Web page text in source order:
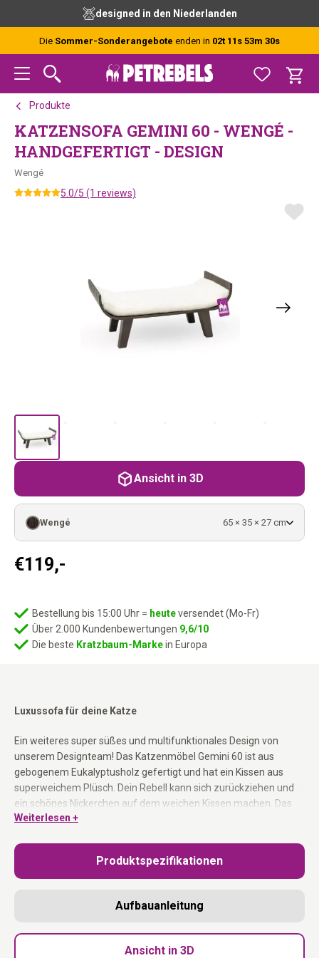
content
designed in den Niederlanden
Die Sommer-Sonderangebote enden in 02t 11s 53m 30s
Produkte
KATZENSOFA GEMINI 60 - WENGÉ -
HANDGEFERTIGT - DESIGN
Wengé
5.0/5 (1 reviews)
Luxussofa für deine Katze
Ein weiteres super süßes und multifunktionales Design von
unserem Designteam! Das Katzenmöbel Gemini 60 ist aus
gebogenem Eukalyptusholz gefertigt und hat ein Kissen aus
superweichem Plüsch. Dein Rebell kann sich zurückziehen und
ein schönes Nickerchen auf dem weichen Kissen machen. Das
Katzensofa Gemini steht auf stabilen Holzfüssen.
Farbe: cremefarbener Plüsch und Holz im Wengé-Stil (schwarz-
Maße – Länge 65 cm, Breite 35 cm und Höhe 20 cm
leichtes und schlankes Design, passt in jede Einrichtung
Weiterlesen +
€119,-
Wengé 65 × 35 × 27 cm
Bestellung bis 15:00 Uhr = heuteversendet (Mo-Fr)
Über 2.000 Kundenbewertungen 9,6/10
Die beste Kratzbaum-Markein Europa
Ansicht in 3D
Produktspezifikationen
Aufbauanleitung
Ansicht in 3D